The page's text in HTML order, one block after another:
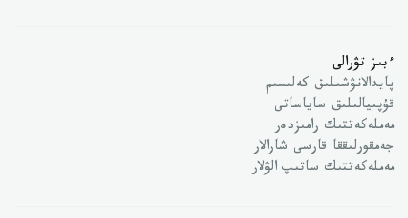
ءبىز تۋرالى
پايدالانۋشىلىق كەلىسىم
قۇپىيالىلىق ساياساتى
مەملەكەتتىك رامىزدەر
جەمقورلىققا قارسى شارالار
مەملەكەتتىك ساتىپ الۋلار